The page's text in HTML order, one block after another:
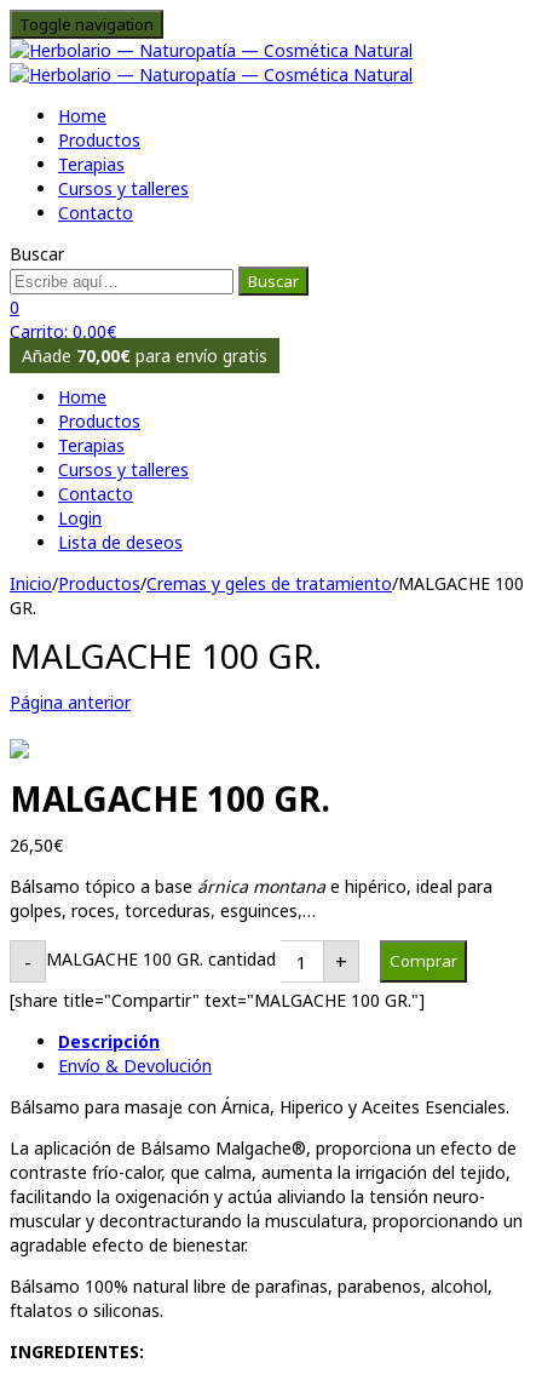
Toggle navigation
Home
Productos
Terapias
Cursos y talleres
Contacto
Buscar
Buscar
0
Carrito: 0,00€
Añade 70,00€ para envío gratis
Home
Productos
Terapias
Cursos y talleres
Contacto
Login
Lista de deseos
Inicio/Productos/Cremas y geles de tratamiento/MALGACHE 100
GR.
MALGACHE 100 GR.
Página anterior
MALGACHE 100 GR.
26,50€
Bálsamo tópico a base árnica montana e hipérico, ideal para
golpes, roces, torceduras, esguinces,…
- MALGACHE 100 GR. cantidad + Comprar
[share title="Compartir" text="MALGACHE 100 GR."]
Descripción
Envío & Devolución
Bálsamo para masaje con Árnica, Hiperico y Aceites Esenciales.
La aplicación de Bálsamo Malgache®, proporciona un efecto de
contraste frío-calor, que calma, aumenta la irrigación del tejido,
facilitando la oxigenación y actúa aliviando la tensión neuro-
muscular y decontracturando la musculatura, proporcionando un
agradable efecto de bienestar.
Bálsamo 100% natural libre de parafinas, parabenos, alcohol,
ftalatos o siliconas.
INGREDIENTES: